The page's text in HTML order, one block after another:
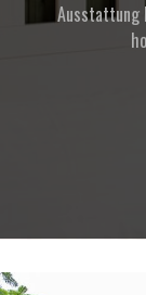
Ausstattung